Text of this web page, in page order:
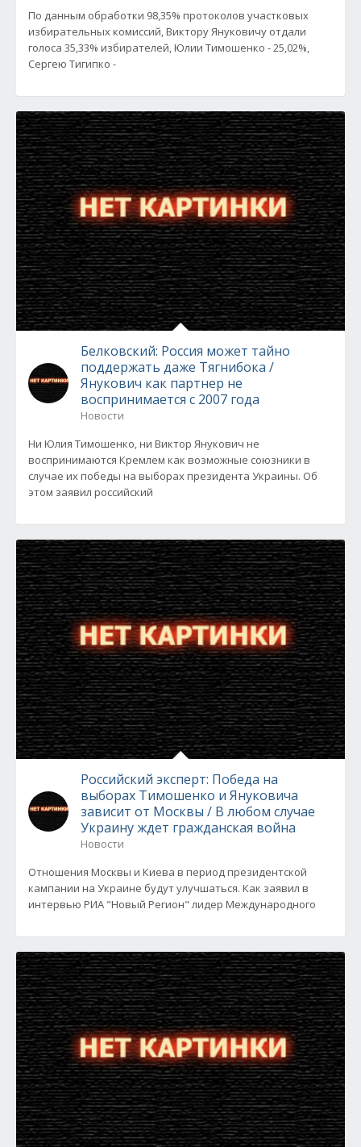
По данным обработки 98,35% протоколов участковых
избирательных комиссий, Виктору Януковичу отдали
голоса 35,33% избирателей, Юлии Тимошенко - 25,02%,
Сергею Тигипко -
Белковский: Россия может тайно
поддержать даже Тягнибока /
Янукович как партнер не
воспринимается с 2007 года
Новости
Ни Юлия Тимошенко, ни Виктор Янукович не
воспринимаются Кремлем как возможные союзники в
случае их победы на выборах президента Украины. Об
этом заявил российский
Российский эксперт: Победа на
выборах Тимошенко и Януковича
зависит от Москвы / В любом случае
Украину ждет гражданская война
Новости
Отношения Москвы и Киева в период президентской
кампании на Украине будут улучшаться. Как заявил в
интервью РИА "Новый Регион" лидер Международного